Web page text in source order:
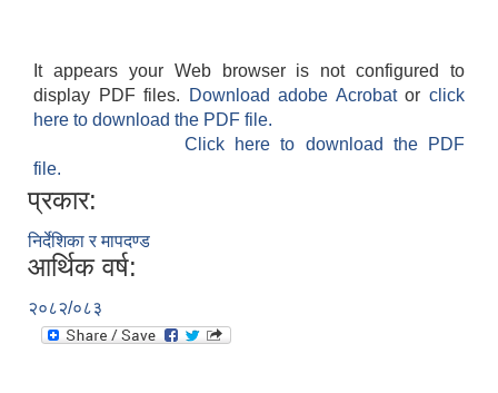
It appears your Web browser is not configured to
display PDF files.
Download adobe Acrobatorclick
here to download the PDF file.
Click here to download the PDF
file.
प्रकार:
निर्देशिका र मापदण्ड
आर्थिक वर्ष:
२०८२/०८३